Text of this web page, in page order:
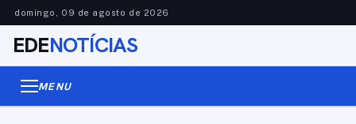
domingo, 09 de agosto de 2026
EDENOTÍCIAS
MENU